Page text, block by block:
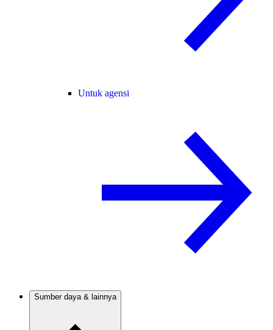
Untuk agensi
Sumber daya & lainnya